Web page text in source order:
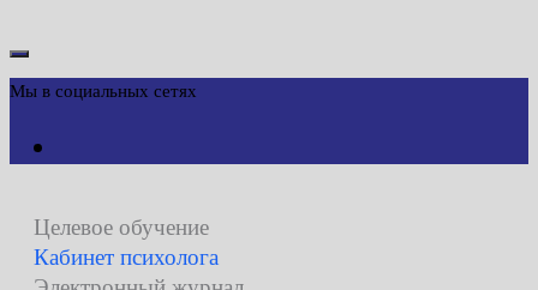
Мы в социальных сетях
Целевое обучение
Кабинет психолога